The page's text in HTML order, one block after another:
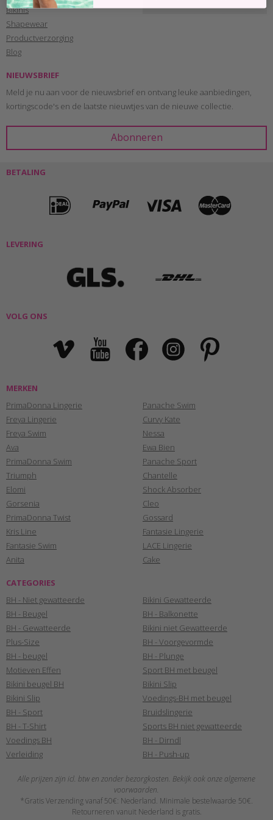
Bikinis
Shapewear
Productverzorging
Blog
NIEUWSBRIEF
Meld je nu aan voor de nieuwsbrief en ontvang leuke aanbiedingen,
kortingscode's en de laatste nieuwtjes van de nieuwe collectie.
BETALING
LEVERING
VOLG ONS
MERKEN
PrimaDonna Lingerie
Freya Lingerie
Freya Swim
Ava
PrimaDonna Swim
Triumph
Elomi
Gorsenia
PrimaDonna Twist
Kris Line
Fantasie Swim
Anita
Panache Swim
Curvy Kate
Nessa
Ewa Bien
Panache Sport
Chantelle
Shock Absorber
Cleo
Gossard
Fantasie Lingerie
LACE Lingerie
Cake
CATEGORIES
BH - Niet gewatteerde
BH - Beugel
BH - Gewatteerde
Plus-Size
BH - beugel
Motieven Effen
Bikini beugel BH
Bikini Slip
BH - Sport
BH - T-Shirt
Voedings BH
Verleiding
Bikini Gewatteerde
BH - Balkonette
Bikini niet Gewatteerde
BH - Voorgevormde
BH - Plunge
Sport BH met beugel
Bikini Slip
Voedings-BH met beugel
Bruidslingerie
Sports BH niet gewatteerde
BH - Dirndl
BH - Push-up
Alle prijzen zijn icl. btw en zonder bezorgkosten. Bekijk ook onze algemene
voorwaarden.
*Gratis Verzending vanaf 50€: Nederland. Minimale bestelwaarde 50€.
Retourneren vanuit Nederland is gratis.